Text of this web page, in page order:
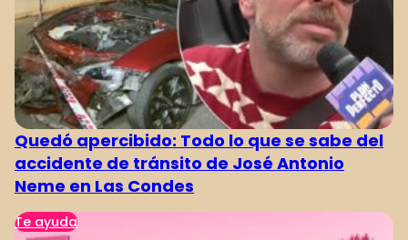
Quedó apercibido: Todo lo que se sabe del
accidente de tránsito de José Antonio
Neme en Las Condes
Te ayuda